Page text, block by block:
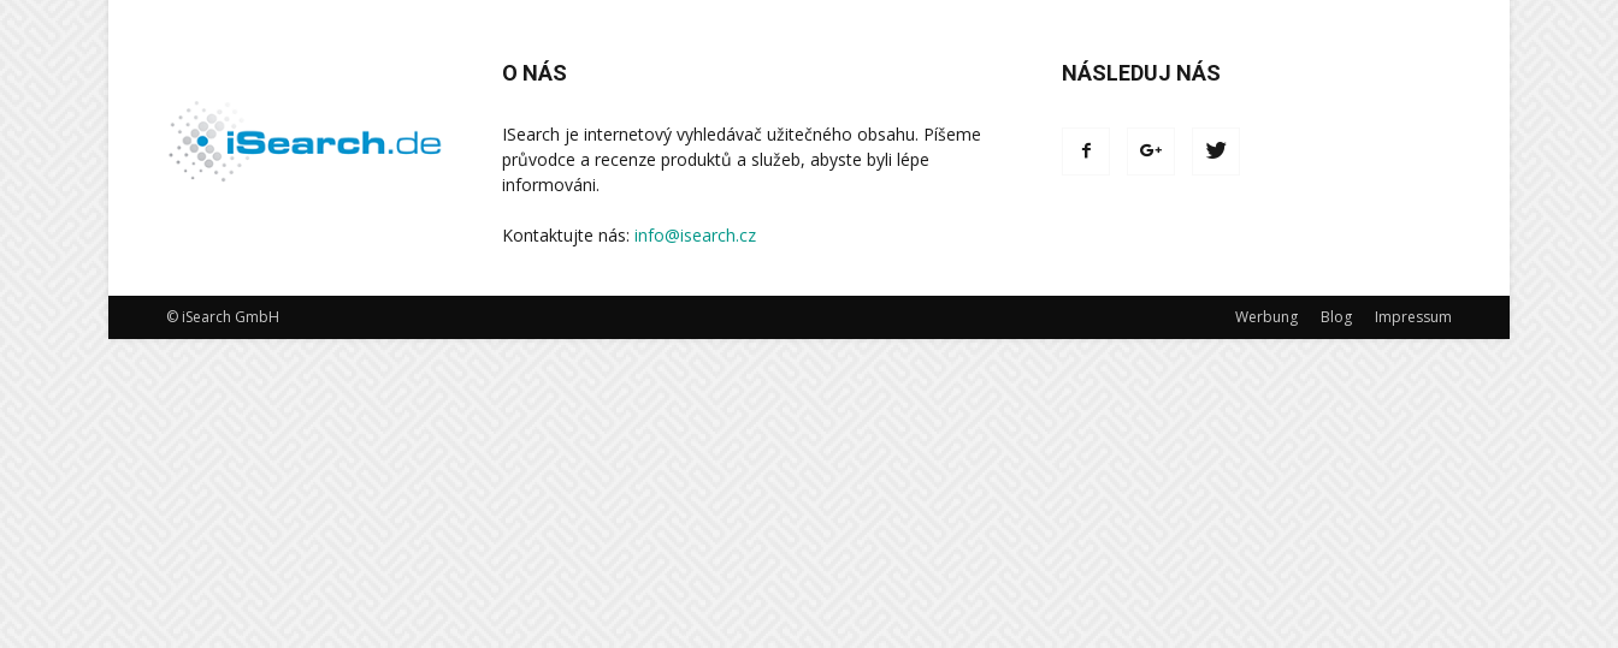
O NÁS
ISearch je internetový vyhledávač užitečného obsahu. Píšeme
průvodce a recenze produktů a služeb, abyste byli lépe
informováni.
Kontaktujte nás: info@isearch.cz
NÁSLEDUJ NÁS
Werbung Blog Impressum
© iSearch GmbH